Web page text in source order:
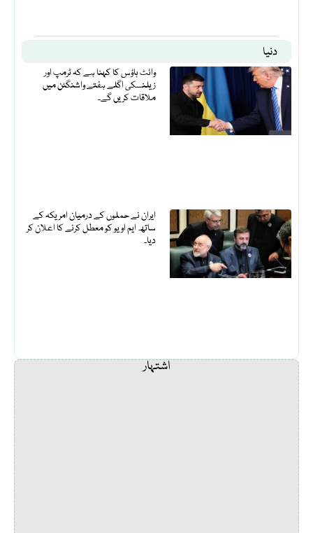
دنیا
وائٹ ہاؤس کا کہنا ہے کہ ٹرمپ اور
زیلنسکی اگلے ہفتے واشنگٹن میں
ملاقات کریں گے۔
ایران نے حملوں کے درمیان امریکہ کے
ساتھ ایم او یو کو معطل کرنے کا اعلان کر
دیا۔
اشتہار